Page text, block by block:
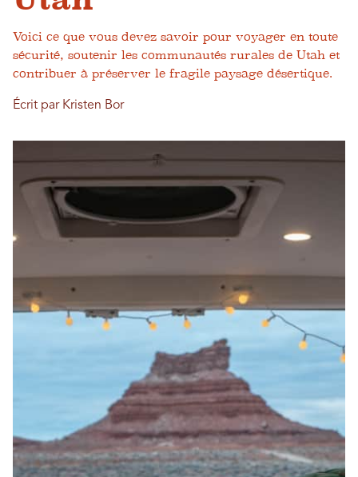
Voici ce que vous devez savoir pour voyager en toute
sécurité, soutenir les communautés rurales de Utah et
contribuer à préserver le fragile paysage désertique.
Écrit par Kristen Bor